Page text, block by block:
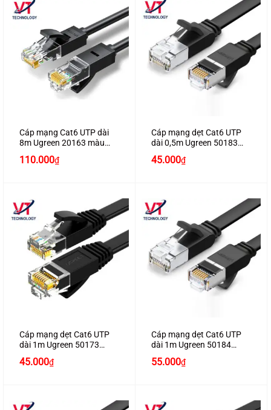
Cáp mạng Cat6 UTP dài
8m Ugreen 20163 màu
đen
110.000₫
Cáp mạng dẹt Cat6 UTP
dài 0,5m Ugreen 50183
chính hãng
45.000₫
Cáp mạng dẹt Cat6 UTP
dài 1m Ugreen 50173
45.000₫
Cáp mạng dẹt Cat6 UTP
dài 1m Ugreen 50184
55.000₫